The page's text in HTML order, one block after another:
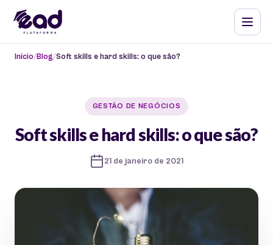
Início Blog Soft skills e hard skills: o que são?
GESTÃO DE NEGÓCIOS
Soft skills e hard skills: o que são?
21 de janeiro de 2021